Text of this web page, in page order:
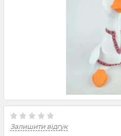
Залишити відгук